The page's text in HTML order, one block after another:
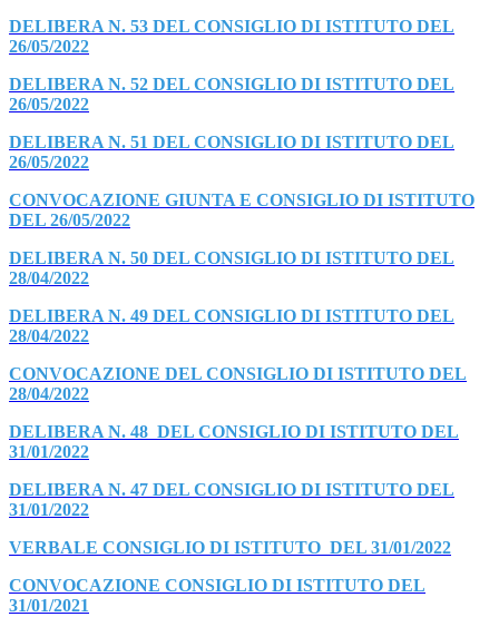
DELIBERA N. 53 DEL CONSIGLIO DI ISTITUTO DEL
26/05/2022
DELIBERA N. 52 DEL CONSIGLIO DI ISTITUTO DEL
26/05/2022
DELIBERA N. 51 DEL CONSIGLIO DI ISTITUTO DEL
26/05/2022
CONVOCAZIONE GIUNTA E CONSIGLIO DI ISTITUTO
DEL 26/05/2022
DELIBERA N. 50 DEL CONSIGLIO DI ISTITUTO DEL
28/04/2022
DELIBERA N. 49 DEL CONSIGLIO DI ISTITUTO DEL
28/04/2022
CONVOCAZIONE DEL CONSIGLIO DI ISTITUTO DEL
28/04/2022
DELIBERA N. 48 DEL CONSIGLIO DI ISTITUTO DEL
31/01/2022
DELIBERA N. 47 DEL CONSIGLIO DI ISTITUTO DEL
31/01/2022
VERBALE CONSIGLIO DI ISTITUTO DEL 31/01/2022
CONVOCAZIONE CONSIGLIO DI ISTITUTO DEL
31/01/2021